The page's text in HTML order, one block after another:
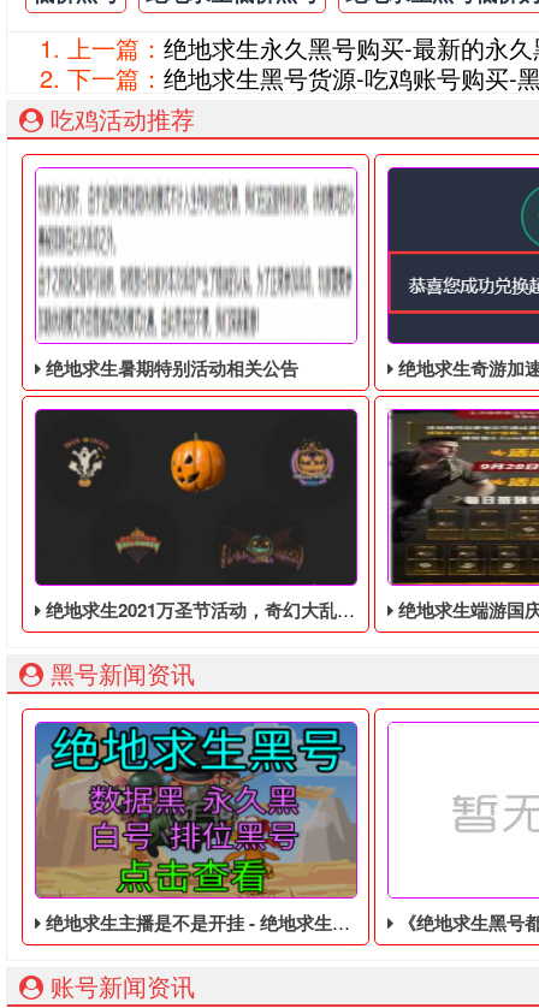
上一篇： 绝地求生永久黑号购买-最新的永
下一篇： 绝地求生黑号货源-吃鸡账号购买-
吃鸡活动推荐
绝地求生暑期特别活动相关公告 绝地求生奇游加速器免
绝地求生2021万圣节活动，奇幻大乱斗回归，还有新皮肤和新地图 绝地求生端游国庆节的终极白嫖活
黑号新闻资讯
绝地求生主播是不是开挂 - 绝地求生免费的皮肤白号 《绝地求生黑号都是走哪来的》新
账号新闻资讯